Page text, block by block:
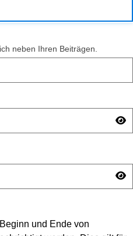
neben Ihren Beiträgen.
und Ende von